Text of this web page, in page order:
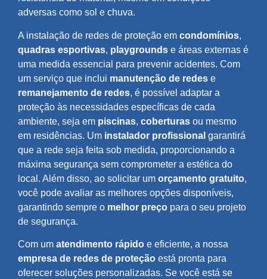
adversas como sol e chuva.
A instalação de redes de proteção em condomínios,
quadras esportivas, playgrounds e áreas externas é
uma medida essencial para prevenir acidentes. Com
um serviço que inclui manutenção de redes e
remanejamento de redes, é possível adaptar a
proteção às necessidades específicas de cada
ambiente, seja em piscinas, coberturas ou mesmo
em residências. Um instalador profissional garantirá
que a rede seja feita sob medida, proporcionando a
máxima segurança sem comprometer a estética do
local. Além disso, ao solicitar um orçamento gratuito,
você pode avaliar as melhores opções disponíveis,
garantindo sempre o melhor preço para o seu projeto
de segurança.
Com um atendimento rápido e eficiente, a nossa
empresa de redes de proteção está pronta para
oferecer soluções personalizadas. Se você está se